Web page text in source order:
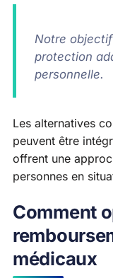
Notre
protection
personnelle.
Les alternatives
peuvent être
offrent une
personnes en
Comment
médicaux